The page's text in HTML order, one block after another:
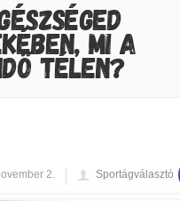
MI A
TÉLEN?
2. Sportágválasztó